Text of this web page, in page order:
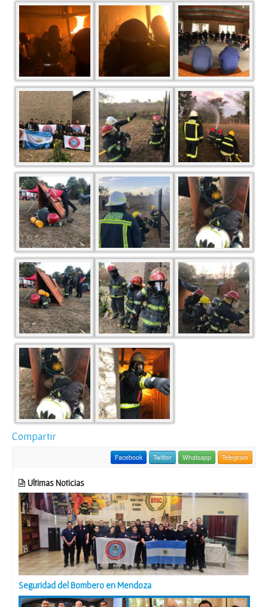
Compartir
Facebook Twitter Whatsapp Telegram
Ultimas Noticias
Seguridad del Bombero en Mendoza